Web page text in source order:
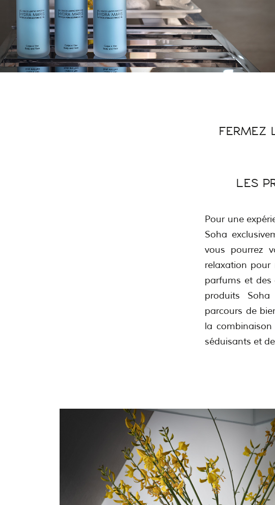
FERMEZ
LES
Pour une
Soha
vous pourrez
relaxation pour
parfums et des
produits
parcours de
la
séduisants et